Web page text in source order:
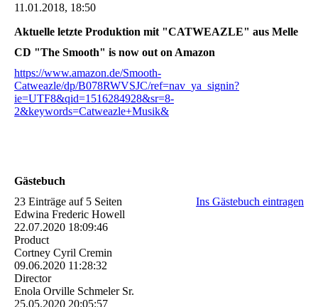
11.01.2018, 18:50
Aktuelle letzte Produktion mit "CATWEAZLE" aus Melle
CD "The Smooth" is now out on Amazon
https://www.amazon.de/Smooth-
Catweazle/dp/B078RWVSJC/ref=nav_ya_signin?
ie=UTF8&qid=1516284928&sr=8-
2&keywords=Catweazle+Musik&
Gästebuch
23 Einträge auf 5 Seiten
Ins Gästebuch eintragen
Edwina Frederic Howell
22.07.2020 18:09:46
Product
Cortney Cyril Cremin
09.06.2020 11:28:32
Director
Enola Orville Schmeler Sr.
25.05.2020 20:05:57